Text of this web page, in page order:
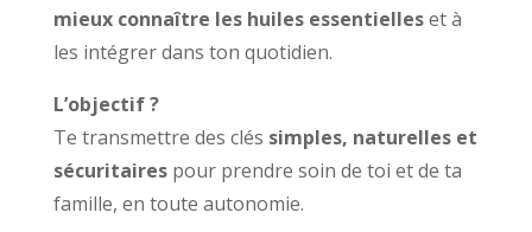
mieux connaître les huiles essentielleset à
les intégrer dans ton quotidien.
L’objectif ?
Te transmettre des clés simples, naturelles et
sécuritairespour prendre soin de toi et de ta
famille, en toute autonomie.